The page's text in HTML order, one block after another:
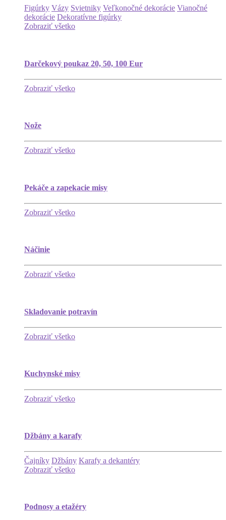
Figúrky Vázy Svietniky Veľkonočné dekorácie Vianočné
dekorácie Dekoratívne figúrky
Zobraziť všetko
Darčekový poukaz 20, 50, 100 Eur
Zobraziť všetko
Nože
Zobraziť všetko
Pekáče a zapekacie misy
Zobraziť všetko
Náčinie
Zobraziť všetko
Skladovanie potravín
Zobraziť všetko
Kuchynské misy
Zobraziť všetko
Džbány a karafy
Čajníky Džbány Karafy a dekantéry
Zobraziť všetko
Podnosy a etažéry